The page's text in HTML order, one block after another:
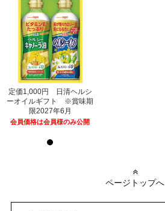
定価1,000円 日清ヘルシ
ーオイルギフト ※賞味期
限2027年6月
会員価格は会員様のみ公開
ページトップへ